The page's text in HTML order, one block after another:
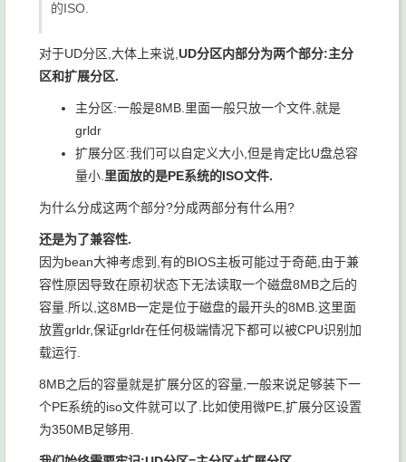
的ISO.
对于UD分区,大体上来说, UD分区内部分为两个部分:主分
区和扩展分区.
主分区:一般是8MB.里面一般只放一个文件,就是
grldr
扩展分区:我们可以自定义大小,但是肯定比U盘总容
量小. 里面放的是PE系统的ISO文件.
为什么分成这两个部分?分成两部分有什么用?
还是为了兼容性.
因为bean大神考虑到,有的BIOS主板可能过于奇葩,由于兼
容性原因导致在原初状态下无法读取一个磁盘8MB之后的
容量.所以,这8MB一定是位于磁盘的最开头的8MB.这里面
放置grldr,保证grldr在任何极端情况下都可以被CPU识别加
载运行.
8MB之后的容量就是扩展分区的容量,一般来说足够装下一
个PE系统的iso文件就可以了.比如使用微PE,扩展分区设置
为350MB足够用.